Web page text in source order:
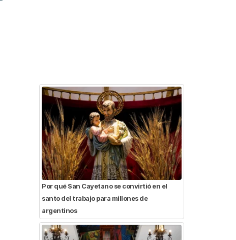
Por qué San Cayetano se convirtió en el
santo del trabajo para millones de
argentinos